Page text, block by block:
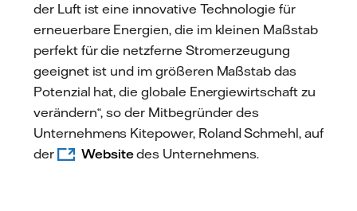
der Luft ist eine innovative Technologie für
erneuerbare Energien, die im kleinen Maßstab
perfekt für die netzferne Stromerzeugung
geeignet ist und im größeren Maßstab das
Potenzial hat, die globale Energiewirtschaft zu
verändern“, so der Mitbegründer des
Unternehmens Kitepower, Roland Schmehl, auf
der
Websitedes Unternehmens.